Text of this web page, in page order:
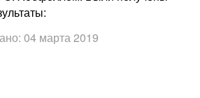
04 марта 2019